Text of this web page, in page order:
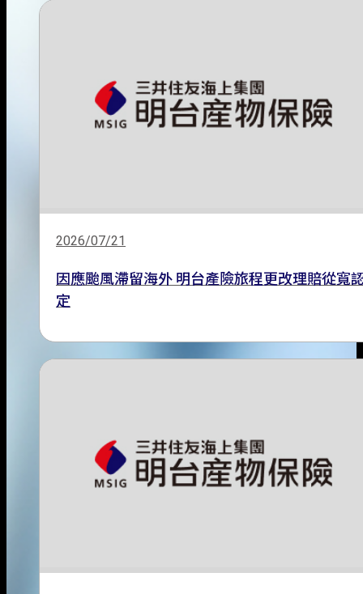
2026/07/21
因應颱風滯留海外 明台產險旅程更改理賠從寬
定